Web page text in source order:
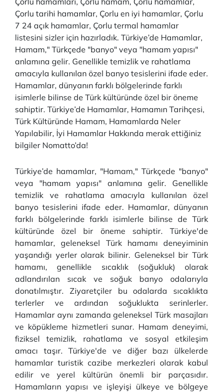
Çorlu tarihi hamamlar, Çorlu en iyi hamamlar, Çorlu
7 24 açık hamamlar, Çorlu termal hamamlar
listesini sizler için hazırladık. Türkiye’de Hamamlar,
Hamam," Türkçede "banyo" veya "hamam yapısı"
anlamına gelir. Genellikle temizlik ve rahatlama
amacıyla kullanılan özel banyo tesislerini ifade eder.
Hamamlar, dünyanın farklı bölgelerinde farklı
isimlerle bilinse de Türk kültüründe özel bir öneme
sahiptir. Türkiye’de Hamamlar, Hamamın Tarihçesi,
Türk Kültüründe Hamam, Hamamlarda Neler
Yapılabilir, İyi Hamamlar Hakkında merak ettiğiniz
bilgiler Nomatto’da!
Türkiye’de hamamlar, "Hamam," Türkçede "banyo"
veya "hamam yapısı" anlamına gelir. Genellikle
temizlik ve rahatlama amacıyla kullanılan özel
banyo tesislerini ifade eder. Hamamlar, dünyanın
farklı bölgelerinde farklı isimlerle bilinse de Türk
kültüründe özel bir öneme sahiptir. Türkiye'de
hamamlar, geleneksel Türk hamamı deneyiminin
yaşandığı yerler olarak bilinir. Geleneksel bir Türk
hamamı, genellikle sıcaklık (soğukluk) olarak
adlandırılan sıcak ve soğuk banyo odalarıyla
donatılmıştır. Ziyaretçiler bu odalarda sıcaklıkta
terlerler ve ardından soğuklukta serinlerler.
Hamamlar aynı zamanda geleneksel Türk masajları
ve köpükleme hizmetleri sunar. Hamam deneyimi,
fiziksel temizlik, rahatlama ve sosyal etkileşim
amacı taşır. Türkiye'de ve diğer bazı ülkelerde
hamamlar turistik cazibe merkezleri olarak kabul
edilir ve yerel kültürün önemli bir parçasıdır.
Hamamların yapısı ve işleyişi ülkeye ve bölgeye